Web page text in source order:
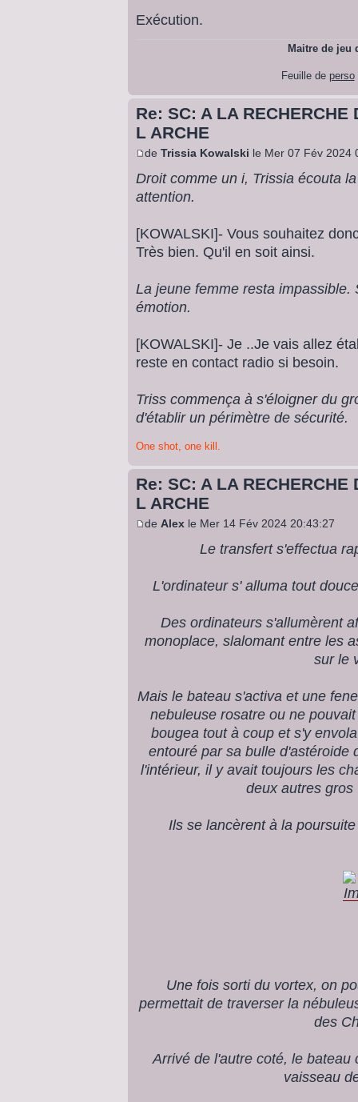
Exécution.
Maitre de jeu
Feuille de perso
Re: SC: A LA RECHERCHE
L ARCHE
de Trissia Kowalski le Mer 07 Fév 2024
Droit comme un i, Trissia écouta
attention.
[KOWALSKI]- Vous souhaitez
Très bien. Qu'il en soit ainsi.
La jeune femme resta
émotion.
[KOWALSKI]- Je ..Je vais allez
reste en contact radio si besoin.
Triss commença à s'éloigner du
d'établir un périmètre de sécurité.
One shot, one kill.
Re: SC: A LA RECHERCHE
L ARCHE
de Alex le Mer 14 Fév 2024 20:43:27
Le transfert s'effectua
L'ordinateur s' alluma tout
Des ordinateurs s'allumèrent
monoplace, slalomant entre les
sur le
Mais le bateau s'activa et une
nebuleuse rosatre ou ne
bougea tout à coup et s'y
entouré par sa bulle d'astéroide
l'intérieur, il y avait toujours les
deux autres
Ils se lancèrent à la
Une fois sorti du vortex, on
permettait de traverser la
des
Arrivé de l'autre coté, le
vaisseau